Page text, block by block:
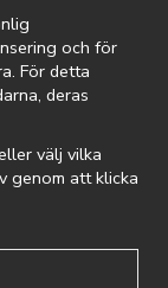
och för
För detta
deras
välj vilka
genom att klicka